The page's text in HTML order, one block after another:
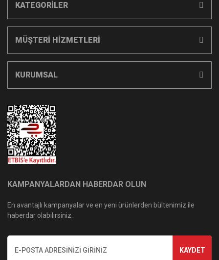
KATEGORİLER
MÜŞTERİ HİZMETLERİ
KURUMSAL
KAMPANYALARDAN HABERDAR OLUN
En avantajlı kampanyalar ve en yeni ürünlerden bültenimiz ile
haberdar olabilirsiniz.
KAYDET